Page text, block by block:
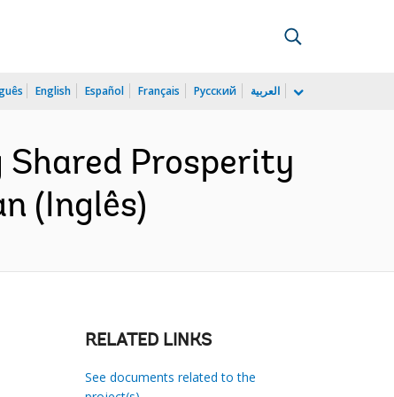
English Español Français Русский العربية
Shared Prosperity
(Inglês)
RELATED LINKS
See documents related to the